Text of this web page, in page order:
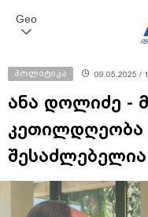
Geo
პოლიტიკა 09.05.2025 /
ანა დოლიძე -
კეთილდღეობა